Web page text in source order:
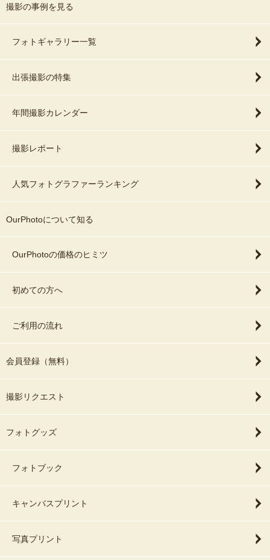
撮影の事例を見る
フォトギャラリー一覧
出張撮影の特集
年間撮影カレンダー
撮影レポート
人気フォトグラファーランキング
OurPhotoについて知る
OurPhotoの価格のヒミツ
初めての方へ
ご利用の流れ
会員登録（無料）
撮影リクエスト
フォトグッズ
フォトブック
キャンバスプリント
写真プリント